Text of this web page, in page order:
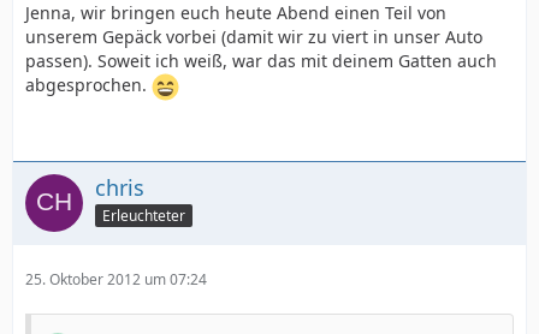
Jenna, wir bringen euch heute Abend einen Teil von
unserem Gepäck vorbei (damit wir zu viert in unser Auto
passen). Soweit ich weiß, war das mit deinem Gatten auch
abgesprochen.
chris
Erleuchteter
25. Oktober 2012 um 07:24